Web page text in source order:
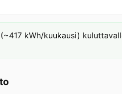
kWh/kuukausi)